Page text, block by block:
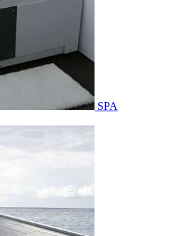
SPA